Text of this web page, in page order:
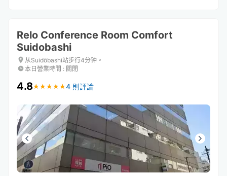
Relo Conference Room Comfort
Suidobashi
从Suidōbashi站步行4分钟。
本日營業時間 : 關閉
4.8★ ★ ★ ★ ★
★ ★ ★ ★ ★ 4 則評論